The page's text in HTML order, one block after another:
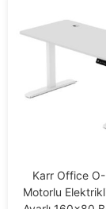
Karr Office
Motorlu